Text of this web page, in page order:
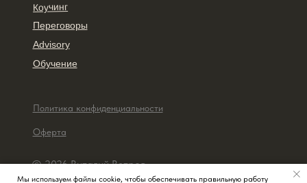
Обучение
Advisory
Переговоры
Коучинг
Оферта
Политика конфиденциальности
© 2026 Виталий Ветров
Мы используем файлы cookie, чтобы обеспечивать правильную работу